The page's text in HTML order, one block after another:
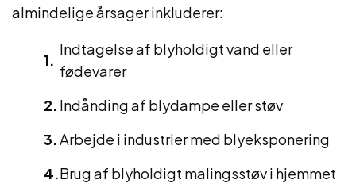
almindelige årsager inkluderer:
Indtagelse af blyholdigt vand eller
fødevarer
Indånding af blydampe eller støv
Arbejde i industrier med blyeksponering
Brug af blyholdigt malingsstøv i hjemmet